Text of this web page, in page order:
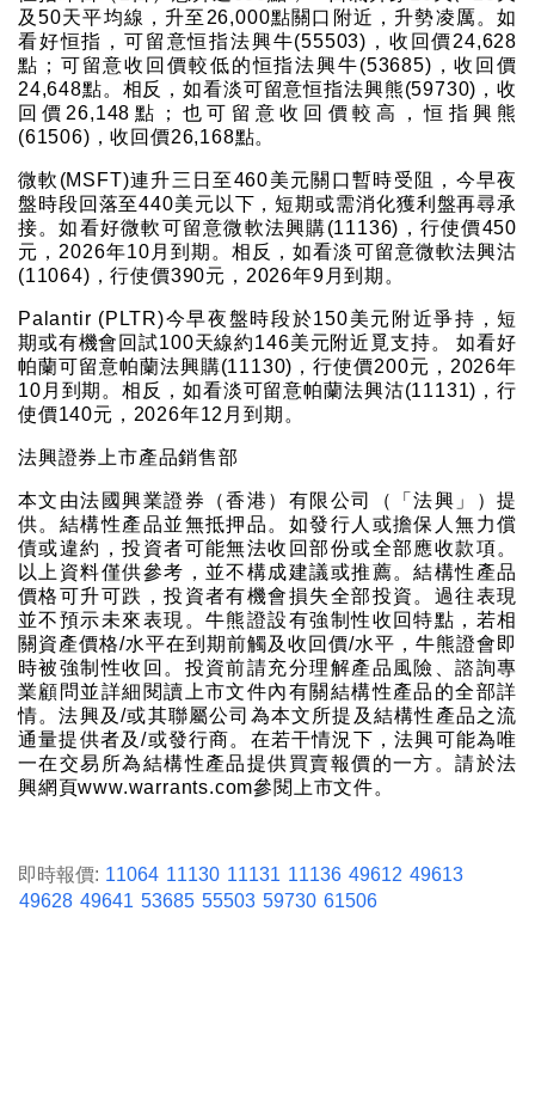
及50天平均線，升至26,000點關口附近，升勢凌厲。如
看好恒指，可留意恒指法興牛(55503)，收回價24,628
點；可留意收回價較低的恒指法興牛(53685)，收回價
24,648點。相反，如看淡可留意恒指法興熊(59730)，收
回價26,148點；也可留意收回價較高，恒指興熊
(61506)，收回價26,168點。
微軟(MSFT)連升三日至460美元關口暫時受阻，今早夜
盤時段回落至440美元以下，短期或需消化獲利盤再尋承
接。如看好微軟可留意微軟法興購(11136)，行使價450
元，2026年10月到期。相反，如看淡可留意微軟法興沽
(11064)，行使價390元，2026年9月到期。
Palantir (PLTR)今早夜盤時段於150美元附近爭持，短
期或有機會回試100天線約146美元附近覓支持。 如看好
帕蘭可留意帕蘭法興購(11130)，行使價200元，2026年
10月到期。相反，如看淡可留意帕蘭法興沽(11131)，行
使價140元，2026年12月到期。
法興證券上市產品銷售部
本文由法國興業證券（香港）有限公司（「法興」）提
供。結構性產品並無抵押品。如發行人或擔保人無力償
債或違約，投資者可能無法收回部份或全部應收款項。
以上資料僅供參考，並不構成建議或推薦。結構性產品
價格可升可跌，投資者有機會損失全部投資。過往表現
並不預示未來表現。牛熊證設有強制性收回特點，若相
關資產價格/水平在到期前觸及收回價/水平，牛熊證會即
時被強制性收回。投資前請充分理解產品風險、諮詢專
業顧問並詳細閱讀上市文件內有關結構性產品的全部詳
情。法興及/或其聯屬公司為本文所提及結構性產品之流
通量提供者及/或發行商。在若干情況下，法興可能為唯
一在交易所為結構性產品提供買賣報價的一方。請於法
興網頁www.warrants.com參閱上市文件。
即時報價: 11064 11130 11131 11136 49612 49613
49628 49641 53685 55503 59730 61506